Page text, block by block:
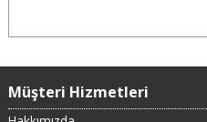
Müşteri Hizmetleri